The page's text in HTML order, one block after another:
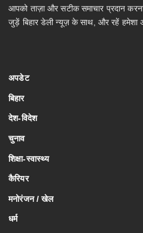
आपको ताज़ा और सटीक समाचार प्रदान
जुड़ें बिहार डेली न्यूज़ के साथ, और रहें
अपडेट
बिहार
देश-विदेश
चुनाव
शिक्षा-स्वास्थ्य
कैरियर
मनोरंजन / खेल
धर्म